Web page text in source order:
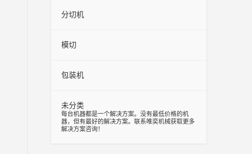
分切机
模切
包装机
未分类
–
每台机器都是一个解决方案。没有最低价格的机
器，但有最好的解决方案。联系唯奕机械获取更多
解决方案咨询！